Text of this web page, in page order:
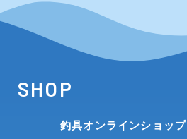
SHOP
釣具オンラインショップ